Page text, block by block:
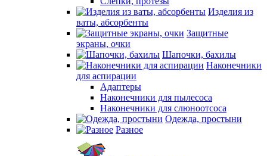
Изделия из
ваты, абсорбенты
Защитные
экраны, очки
Шапочки, бахилы
Наконечники
для аспирации
Адаптеры
Наконечники для пылесоса
Наконечники для слюноотсоса
Одежда, простыни
Разное